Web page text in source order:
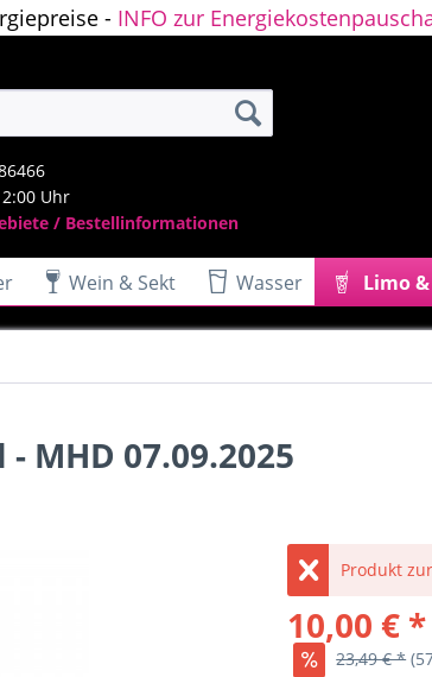
- INFO zur
Uhr
/ Bestellinformationen
Wein & Sekt Wasser Limo
MHD 07.09.2025
Produkt
10,00 € *
23,49 € *